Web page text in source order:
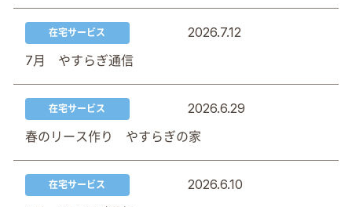
在宅サービス
2026.7.12
7月 やすらぎ通信
在宅サービス
2026.6.29
春のリース作り やすらぎの家
在宅サービス
2026.6.10